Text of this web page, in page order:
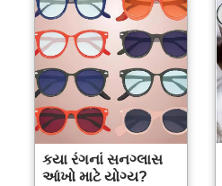
કયા રંગનાં સનગ્લાસ
આંખો માટે યોગ્ય?